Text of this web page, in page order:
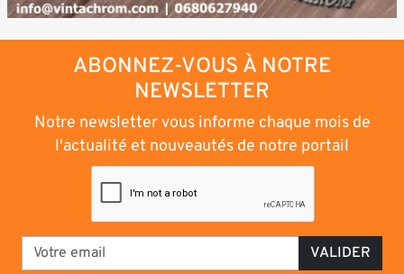
ABONNEZ-VOUS À NOTRE
NEWSLETTER
Notre newsletter vous informe chaque mois de
l'actualité et nouveautés de notre portail
VALIDER